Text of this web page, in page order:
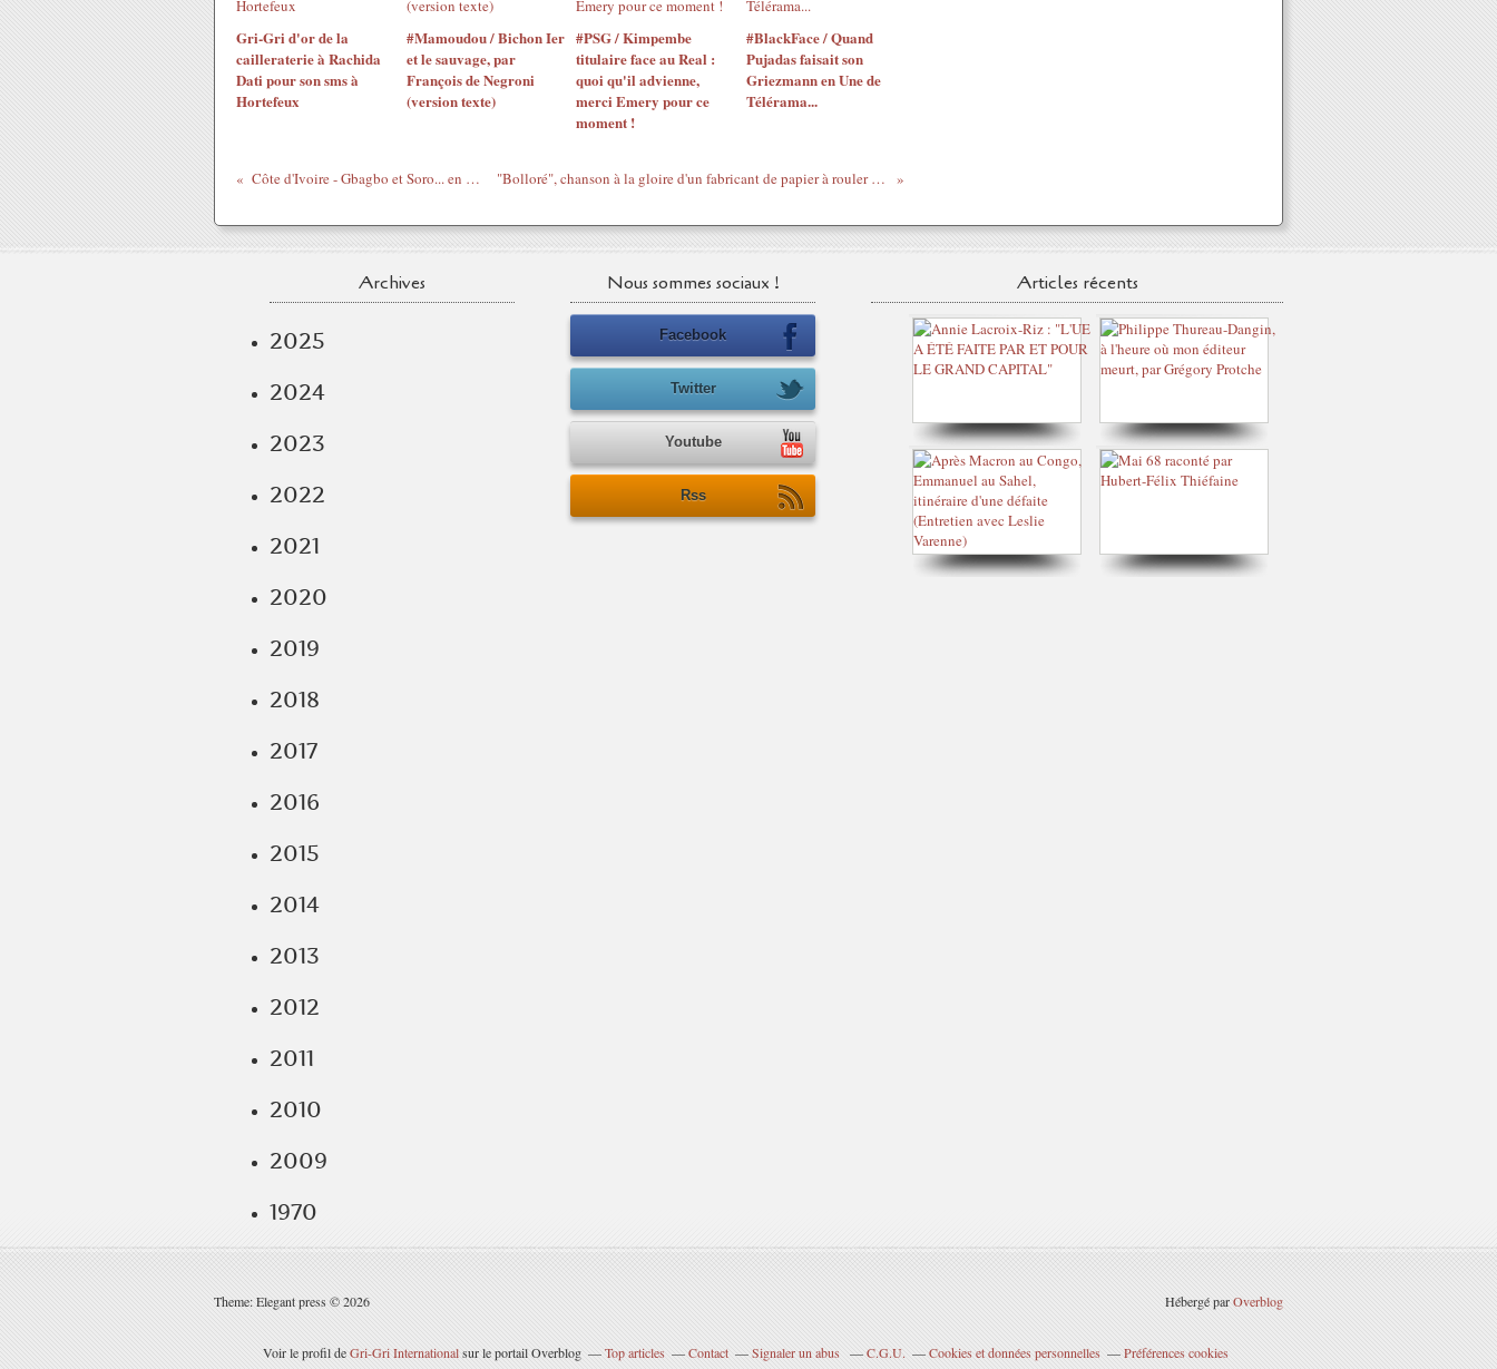
Gri-Gri d'or de la
cailleraterie à Rachida
Dati pour son sms à
Hortefeux
#Mamoudou / Bichon Ier
et le sauvage, par
François de Negroni
(version texte)
#PSG / Kimpembe
titulaire face au Real :
quoi qu'il advienne,
merci Emery pour ce
moment !
#BlackFace / Quand
Pujadas faisait son
Griezmann en Une de
Télérama...
Côte d'Ivoire - Gbagbo et Soro... en 2007 ! "Bolloré", chanson à la gloire d'un fabricant de papier à rouler les joints
Archives
2025
2024
2023
2022
2021
2020
2019
2018
2017
2016
2015
2014
2013
2012
2011
2010
2009
1970
Nous sommes sociaux !
Facebook
Twitter
Youtube
Rss
Articles récents
Theme: Elegant press © 2026 Hébergé parOverblog
Voir le profil deGri-Gri Internationalsur le portail Overblog Top articles Contact Signaler un abus C.G.U. Cookies et données personnelles Préférences cookies